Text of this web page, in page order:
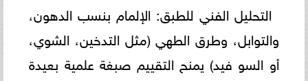
التحليل الفني للطبق: الإلمام بنسب الدهون،
والتوابل، وطرق الطهي (مثل التدخين، الشوي،
أو السو فيد) يمنح التقييم صبغة علمية بعيدة